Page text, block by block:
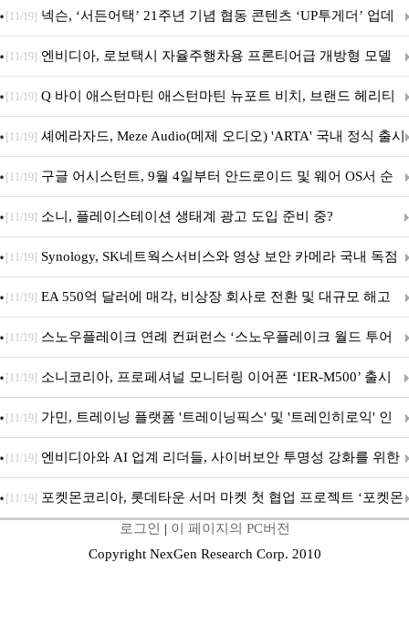
[11/19] 넥슨, ‘서든어택’ 21주년 기념 협동 콘텐츠 ‘UP투게더’ 업데
이트
[11/19] 엔비디아, 로보택시 자율주행차용 프론티어급 개방형 모델
‘알파마요 2 슈퍼’ 상업적 이용 가능
[11/19] Q 바이 애스턴마틴 애스턴마틴 뉴포트 비치, 브랜드 헤리티
지 담은 ‘헤리티지 에디션 컬렉션’ 공개
[11/19] 셰에라자드, Meze Audio(메제 오디오) 'ARTA' 국내 정식 출시
[11/19] 구글 어시스턴트, 9월 4일부터 안드로이드 및 웨어 OS서 순
차 서비스 종료
[11/19] 소니, 플레이스테이션 생태계 광고 도입 준비 중?
[11/19] Synology, SK네트웍스서비스와 영상 보안 카메라 국내 독점
판매 파트너십 체결
[11/19] EA 550억 달러에 매각, 비상장 회사로 전환 및 대규모 해고
전망
[11/19] 스노우플레이크 연례 컨퍼런스 ‘스노우플레이크 월드 투어
서울’ 개최
[11/19] 소니코리아, 프로페셔널 모니터링 이어폰 ‘IER-M500’ 출시
[11/19] 가민, 트레이닝 플랫폼 '트레이닝픽스' 및 '트레인히로익' 인
수로 선수와 코치에 맞춤형 훈련 지원 확대
[11/19] 엔비디아와 AI 업계 리더들, 사이버보안 투명성 강화를 위한
SAFE 가이드라인 제안
[11/19] 포켓몬코리아, 롯데타운 서머 마켓 첫 협업 프로젝트 ‘포켓몬
로그인 | 이 페이지의 PC버전
Copyright NexGen Research Corp. 2010